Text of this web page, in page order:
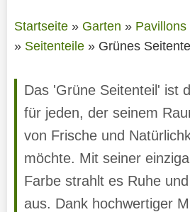
Startseite» Garten » Pavillons
» Seitenteile» Grünes
Das 'Grüne Seitenteil' ist
für jeden, der seinem
von Frische und
möchte. Mit seiner
Farbe strahlt es Ruhe
aus. Dank hochwertiger